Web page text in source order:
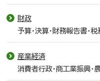
財政
予算・決算・財務報告書・
産業経済
消費者行政・商工業振興・